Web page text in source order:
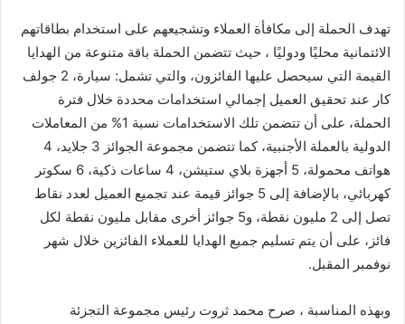
تهدف الحملة إلى مكافأة العملاء وتشجيعهم على استخدام بطاقاتهم
الائتمانية محليًا ودوليًا ، حيث تتضمن الحملة باقة متنوعة من الهدايا
القيمة التي سيحصل عليها الفائزون، والتي تشمل: سيارة، 2 جولف
كار عند تحقيق العميل إجمالي استخدامات محددة خلال فترة
الحملة، على أن تتضمن تلك الاستخدامات نسبة 1% من المعاملات
الدولية بالعملة الأجنبية، كما تتضمن مجموعة الجوائز 3 جلايد، 4
هواتف محمولة، 5 أجهزة بلاي ستيشن، 4 ساعات ذكية، 6 سكوتر
كهربائي، بالإضافة إلى 5 جوائز قيمة عند تجميع العميل لعدد نقاط
تصل إلى 2 مليون نقطة، و5 جوائز أخرى مقابل مليون نقطة لكل
فائز، على أن يتم تسليم جميع الهدايا للعملاء الفائزين خلال شهر
نوفمبر المقبل.
وبهذه المناسبة ، صرح محمد ثروت رئيس مجموعة التجزئة